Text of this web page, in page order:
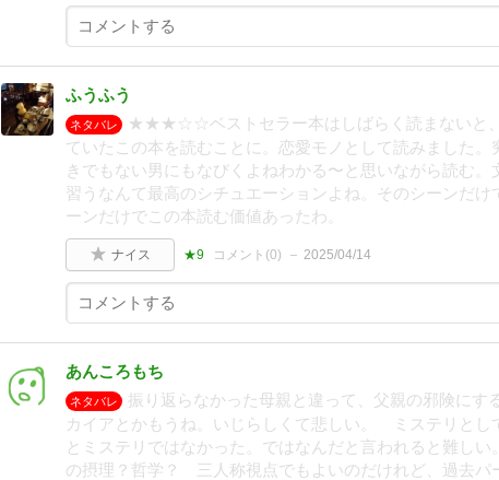
ふうふう
ネタバレ
★★★☆☆ベストセラー本はしばらく読まないと、
ていたこの本を読むことに。恋愛モノとして読みました。
きでもない男にもなびくよねわかる〜と思いながら読む。
習うなんて最高のシチュエーションよね。そのシーンだけ
ーンだけでこの本読む価値あったわ。
ナイス ★9 コメント(0) 2025/04/14
あんころもち
ネタバレ
振り返らなかった母親と違って、父親の邪険にす
カイアとかもうね。いじらしくて悲しい。 ミステリとし
とミステリではなかった。ではなんだと言われると難し
の摂理？哲学？ 三人称視点でもよいのだけれど、過去パ